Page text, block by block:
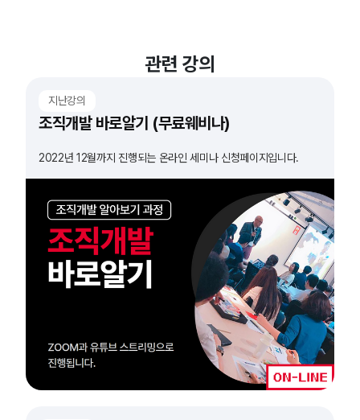
관련 강의
지난강의
조직개발 바로알기 (무료웨비나)
2022년 12월까지 진행되는 온라인 세미나 신청페이지입니다.